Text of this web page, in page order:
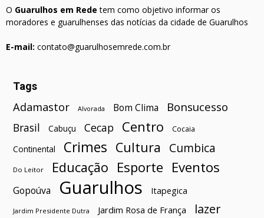
O Guarulhos em Rede tem como objetivo informar os
moradores e guarulhenses das notícias da cidade de Guarulhos
E-mail: contato@guarulhosemrede.com.br
Tags
Adamastor Alvorada Bom Clima Bonsucesso
Brasil Cabuçu Cecap Centro Cocaia
Continental Crimes Cultura Cumbica
Do Leitor Educação Esporte Eventos
Gopoúva Guarulhos Itapegica
Jardim Presidente Dutra Jardim Rosa de França
lazer